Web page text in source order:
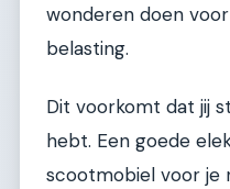
wonderen doen
belasting.
Dit voorkomt dat jij
hebt. Een goede
scootmobiel voor je